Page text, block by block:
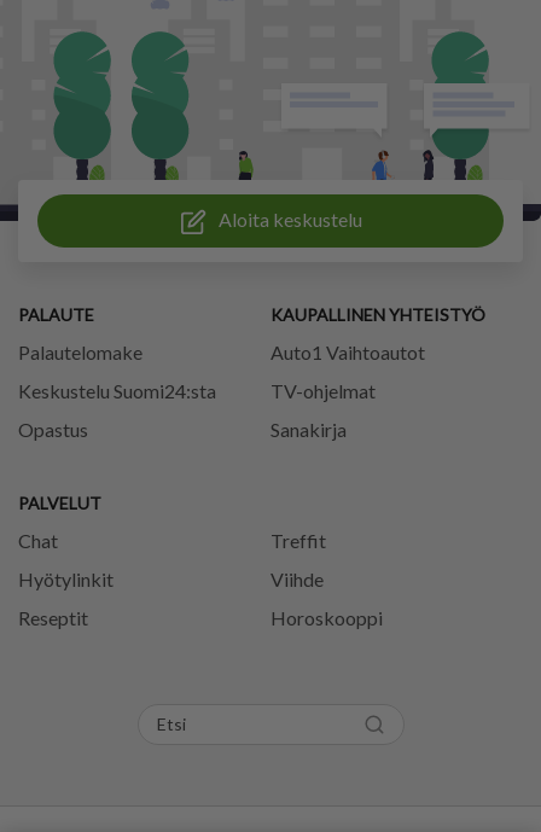
Aloita keskustelu
PALAUTE
Palautelomake
Keskustelu Suomi24:sta
Opastus
PALVELUT
Chat
Treffit
Hyötylinkit
Viihde
Reseptit
Horoskooppi
KAUPALLINEN YHTEISTYÖ
Auto1 Vaihtoautot
TV-ohjelmat
Sanakirja